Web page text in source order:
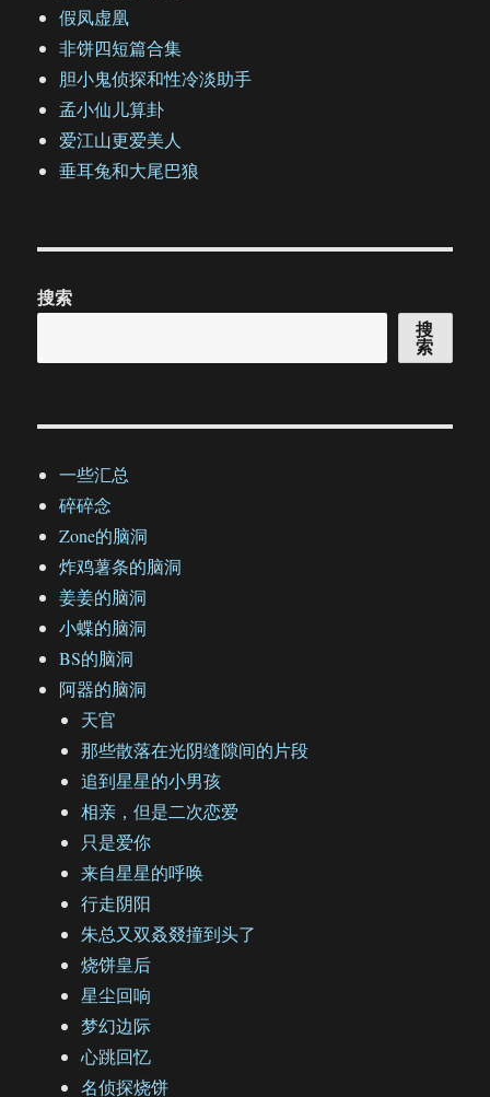
假凤虚凰
非饼四短篇合集
胆小鬼侦探和性冷淡助手
孟小仙儿算卦
爱江山更爱美人
垂耳兔和大尾巴狼
搜索
搜
索
一些汇总
碎碎念
Zone的脑洞
炸鸡薯条的脑洞
姜姜的脑洞
小蝶的脑洞
BS的脑洞
阿器的脑洞
天官
那些散落在光阴缝隙间的片段
追到星星的小男孩
相亲，但是二次恋爱
只是爱你
来自星星的呼唤
行走阴阳
朱总又双叒叕撞到头了
烧饼皇后
星尘回响
梦幻边际
心跳回忆
名侦探烧饼